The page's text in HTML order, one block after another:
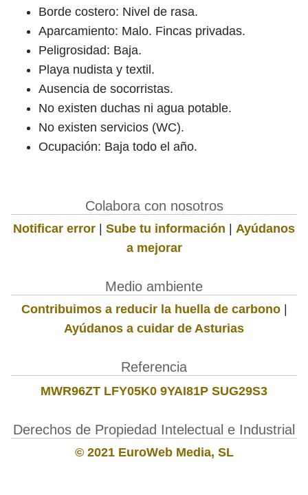
Borde costero: Nivel de rasa.
Aparcamiento: Malo. Fincas privadas.
Peligrosidad: Baja.
Playa nudista y textil.
Ausencia de socorristas.
No existen duchas ni agua potable.
No existen servicios (WC).
Ocupación: Baja todo el año.
Colabora con nosotros
Notificar error | Sube tu información | Ayúdanos
a mejorar
Medio ambiente
Contribuimos a reducir la huella de carbono|
Ayúdanos a cuidar de Asturias
Referencia
MWR96ZT LFY05K0 9YAI81P SUG29S3
Derechos de Propiedad Intelectual e Industrial
© 2021 EuroWeb Media, SL